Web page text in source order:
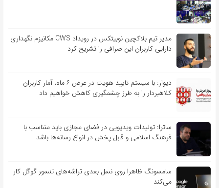
مدیر تیم بلاکچین نوبیتکس در رویداد CWS مکانیزم نگهداری
دارایی کاربران این صرافی را تشریح کرد
دیوار: با سیستم تایید هویت در عرض ۶ ماه، آمار کاربران
کلاهبردار را به طرز چشمگیری کاهش خواهیم داد
ساترا: تولیدات ویدیویی در فضای مجازی باید متناسب با
فرهنگ اسلامی و قابل پخش در انواع رسانه‌ها باشد
سامسونگ ظاهرا روی نسل بعدی تراشه‌های تنسور گوگل کار
می‌کند